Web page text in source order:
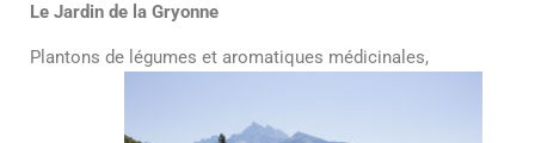
Le Jardin de la Gryonne
Plantons de légumes et aromatiques médicinales,